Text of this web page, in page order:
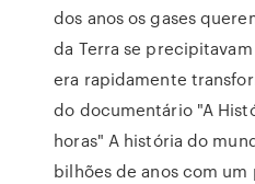
dos anos os gases
da Terra se
era rapidamente
do documentário "A
horas" A história do
bilhões de anos com